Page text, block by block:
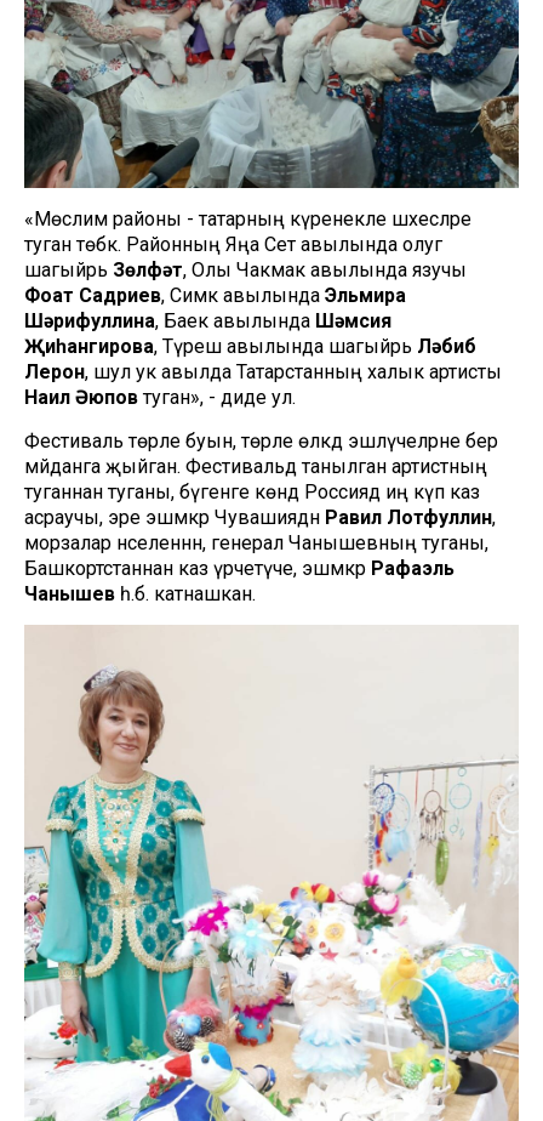
«Мөслим районы - татарның күренекле шәхесләре
туган төбәк. Районның Яңа Сәет авылында олуг
шагыйрь Зөлфәт, Олы Чакмак авылында язучы
Фоат Садриев, Симәк авылында Эльмира
Шәрифуллина, Баек авылында Шәмсия
Җиһангирова, Түреш авылында шагыйрь Ләбиб
Лерон, шул ук авылда Татарстанның халык артисты
Наил Әюповтуган», - диде ул.
Фестиваль төрле буын, төрле өлкәдә эшләүчеләрне бер
мәйданга җыйган. Фестивальдә танылган артистның
туганнан туганы, бүгенге көндә Россиядә иң күп каз
асраучы, эре эшмәкәр Чувашиядән Равил Лотфуллин,
морзалар нәселеннән, генерал Чанышевның туганы,
Башкортстаннан каз үрчетүче, эшмәкәр Рафаэль
Чанышев һ.б. катнашкан.